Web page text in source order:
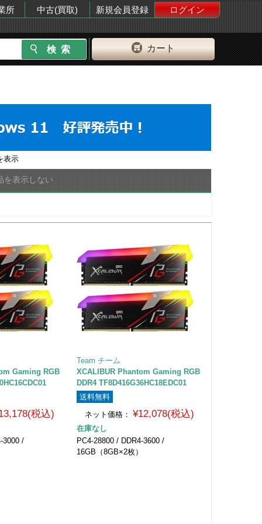
所 中古(買取) 新規会員登録
ログイン
カート
表示
を表示しない
Gaming RGB
税込)
3000 /
Team チーム
XCALIBUR Phantom Gaming RGB
DDR4 TF8D416G36HC18EDC01
送料無料
ネット価格： ¥12,078(税込)
在庫なし
PC4-28800 / DDR4-3600 /
16GB（8GB×2枚）